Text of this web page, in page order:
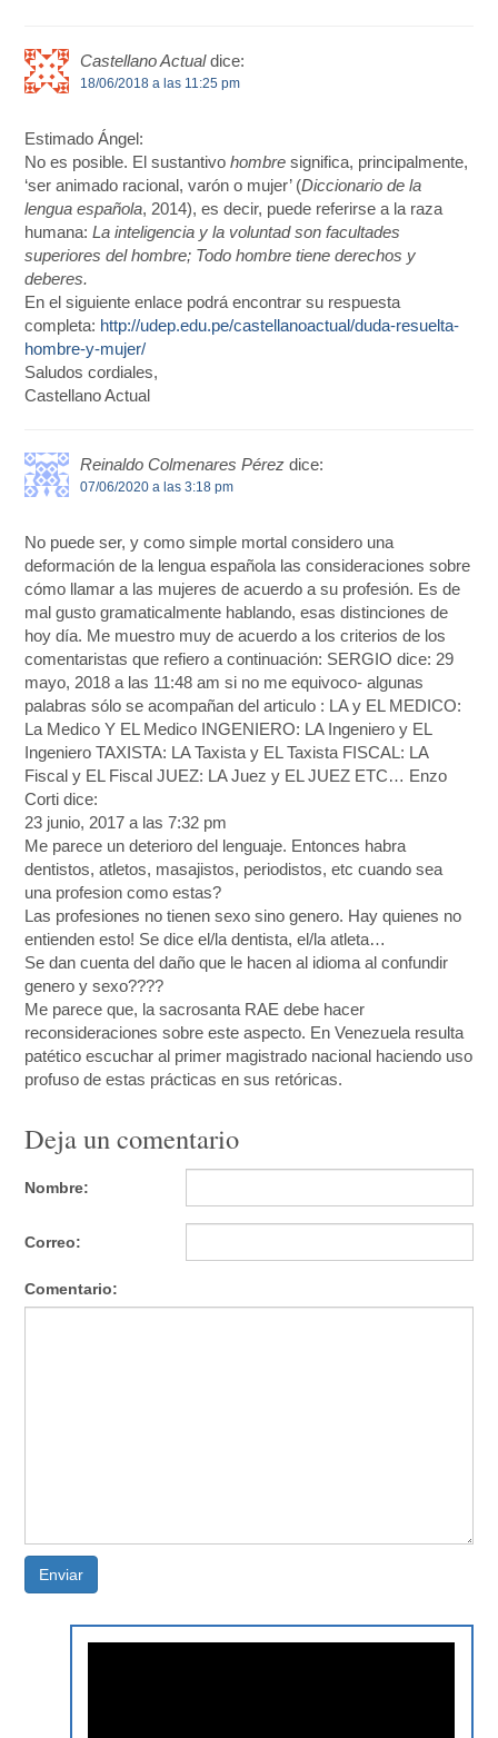
Castellano Actual dice:
18/06/2018 a las 11:25 pm
Estimado Ángel:
No es posible. El sustantivohombre significa, principalmente,
‘ser animado racional, varón o mujer’ (Diccionario de la
lengua española, 2014), es decir, puede referirse a la raza
humana:La inteligencia y la voluntad son facultades
superiores del hombre; Todo hombre tiene derechos y
deberes.
En el siguiente enlace podrá encontrar su respuesta
completa: http://udep.edu.pe/castellanoactual/duda-resuelta-
hombre-y-mujer/
Saludos cordiales,
Castellano Actual
Reinaldo Colmenares Pérez dice:
07/06/2020 a las 3:18 pm
No puede ser, y como simple mortal considero una
deformación de la lengua española las consideraciones sobre
cómo llamar a las mujeres de acuerdo a su profesión. Es de
mal gusto gramaticalmente hablando, esas distinciones de
hoy día. Me muestro muy de acuerdo a los criterios de los
comentaristas que refiero a continuación: SERGIO dice: 29
mayo, 2018 a las 11:48 am si no me equivoco- algunas
palabras sólo se acompañan del articulo : LA y EL MEDICO:
La Medico Y EL Medico INGENIERO: LA Ingeniero y EL
Ingeniero TAXISTA: LA Taxista y EL Taxista FISCAL: LA
Fiscal y EL Fiscal JUEZ: LA Juez y EL JUEZ ETC… Enzo
Corti dice:
23 junio, 2017 a las 7:32 pm
Me parece un deterioro del lenguaje. Entonces habra
dentistos, atletos, masajistos, periodistos, etc cuando sea
una profesion como estas?
Las profesiones no tienen sexo sino genero. Hay quienes no
entienden esto! Se dice el/la dentista, el/la atleta…
Se dan cuenta del daño que le hacen al idioma al confundir
genero y sexo????
Me parece que, la sacrosanta RAE debe hacer
reconsideraciones sobre este aspecto. En Venezuela resulta
patético escuchar al primer magistrado nacional haciendo uso
profuso de estas prácticas en sus retóricas.
Deja un comentario
Nombre:
Correo:
Comentario:
Enviar